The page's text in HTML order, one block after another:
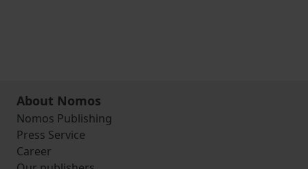
About Nomos
Nomos Publishing
Press Service
Career